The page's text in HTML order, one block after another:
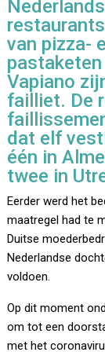
restaurants
van pizza-
pastaketen
Vapiano
failliet. De
dat elf
één in
twee in
Eerder werd het
maatregel had te
Duitse
Nederlandse
voldoen.
Op dit moment
om tot een
met het